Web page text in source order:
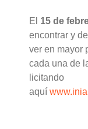
El 15 de
encontrar y
ver en mayor
cada una de
licitando
aquí